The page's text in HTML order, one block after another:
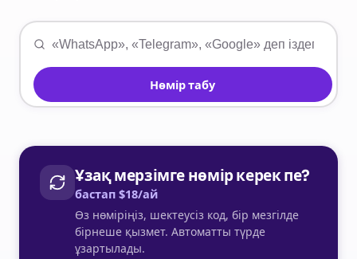
Нөмір табу
Ұзақ мерзімге нөмір керек пе?
бастап $18/ай
Өз нөміріңіз, шектеусіз код, бір мезгілде
бірнеше қызмет. Автоматты түрде
ұзартылады.